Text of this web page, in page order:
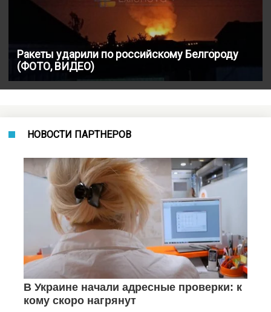
Ракеты ударили по российскому Белгороду
(ФОТО, ВИДЕО)
НОВОСТИ ПАРТНЕРОВ